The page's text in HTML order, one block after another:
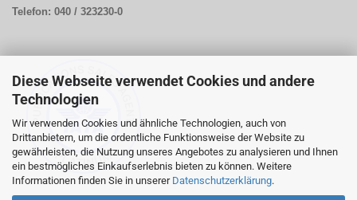
Diese Webseite verwendet Cookies und andere
Technologien
Wir verwenden Cookies und ähnliche Technologien, auch von
Drittanbietern, um die ordentliche Funktionsweise der Website zu
gewährleisten, die Nutzung unseres Angebotes zu analysieren und Ihnen
ein bestmögliches Einkaufserlebnis bieten zu können. Weitere
Informationen finden Sie in unserer Datenschutzerklärung.
Telefon: 040 / 323230-0